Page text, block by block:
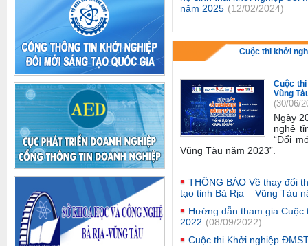
năm 2025 (12/02/2024)
Cuộc thi khởi
Cuộc
Vũng
(30/06/
Ngày
nghệ
“Đổi
Vũng Tàu năm 2023”
THÔNG BÁO Về thay đổi
tạo tỉnh Bà Rịa – Vũng Tàu
Hướng dẫn tham gia
2022 (08/09/2022)
Cuộc thi Khởi nghiệp